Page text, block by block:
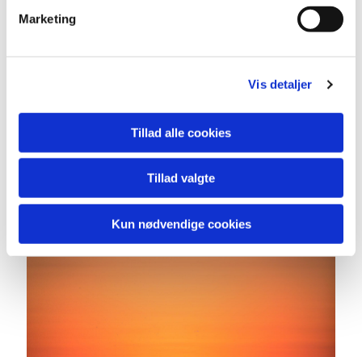
Marketing
Vis detaljer
Tillad alle cookies
Tillad valgte
Kun nødvendige cookies
Konfirmation
Lorem ipsum dolor sit amet, consectetur
adipiscing elit, sed do eiusmod tempor
incididunt ut labore et dolore magna aliqua.
Læs mere